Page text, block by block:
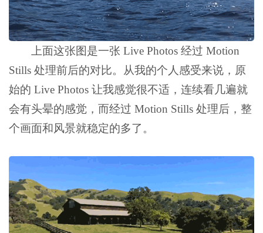
上面这张图是一张 Live Photos 经过 Motion
Stills 处理前后的对比。从我的个人感受来说，原
始的 Live Photos 让我感觉很不适，连续看几遍就
会有头晕的感觉，而经过 Motion Stills 处理后，整
个画面和风景就稳定的多了。